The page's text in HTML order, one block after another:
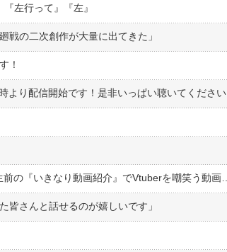
左行って』『左』
戦の二次創作が大量に出てきた」
！
より配信開始です！是非いっぱい聴いてください
皆さんと話せるのが嬉しいです」